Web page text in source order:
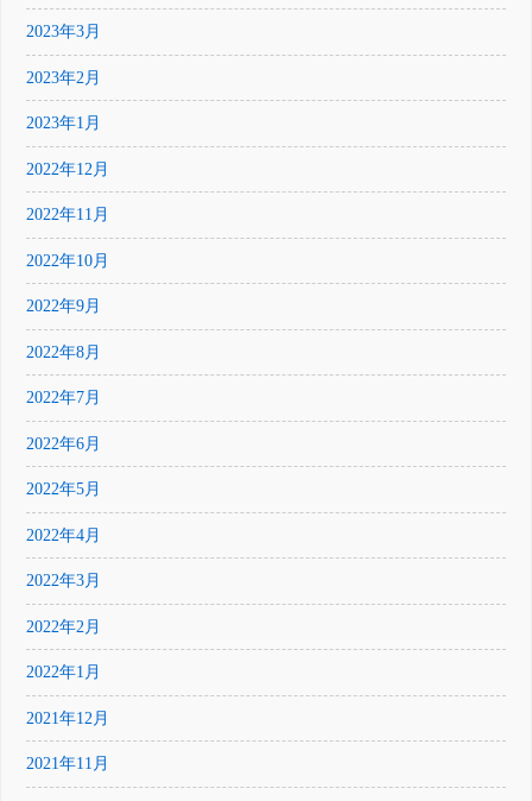
2023年3月
2023年2月
2023年1月
2022年12月
2022年11月
2022年10月
2022年9月
2022年8月
2022年7月
2022年6月
2022年5月
2022年4月
2022年3月
2022年2月
2022年1月
2021年12月
2021年11月